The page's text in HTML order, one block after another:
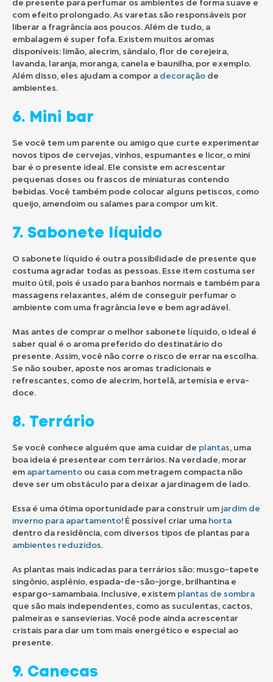
de presente para perfumar os ambientes de forma suave e
com efeito prolongado. As varetas são responsáveis por
liberar a fragrância aos poucos. Além de tudo, a
embalagem é super fofa. Existem muitos aromas
disponíveis: limão, alecrim, sândalo, flor de cerejeira,
lavanda, laranja, moranga, canela e baunilha, por exemplo.
Além disso, eles ajudam a compor a decoração de
ambientes.
6. Mini bar
Se você tem um parente ou amigo que curte experimentar
novos tipos de cervejas, vinhos, espumantes e licor, o mini
bar é o presente ideal. Ele consiste em acrescentar
pequenas doses ou frascos de miniaturas contendo
bebidas. Você também pode colocar alguns petiscos, como
queijo, amendoim ou salames para compor um kit.
7. Sabonete líquido
O sabonete líquido é outra possibilidade de presente que
costuma agradar todas as pessoas. Esse item costuma ser
muito útil, pois é usado para banhos normais e também para
massagens relaxantes, além de conseguir perfumar o
ambiente com uma fragrância leve e bem agradável.
Mas antes de comprar o melhor sabonete líquido, o ideal é
saber qual é o aroma preferido do destinatário do
presente. Assim, você não corre o risco de errar na escolha.
Se não souber, aposte nos aromas tradicionais e
refrescantes, como de alecrim, hortelã, artemísia e erva-
doce.
8. Terrário
Se você conhece alguém que ama cuidar de plantas, uma
boa ideia é presentear com terrários. Na verdade, morar
em apartamento ou casa com metragem compacta não
deve ser um obstáculo para deixar a jardinagem de lado.
Essa é uma ótima oportunidade para construir um jardim de
inverno para apartamento! É possível criar uma horta
dentro da residência, com diversos tipos de plantas para
ambientes reduzidos.
As plantas mais indicadas para terrários são: musgo-tapete
singônio, asplênio, espada-de-são-jorge, brilhantina e
espargo-samambaia. Inclusive, existem plantas de sombra
que são mais independentes, como as suculentas, cactos,
palmeiras e sansevierias. Você pode ainda acrescentar
cristais para dar um tom mais energético e especial ao
presente.
9. Canecas